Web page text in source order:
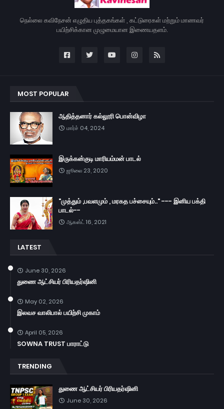
நெல்லை கவிநேசன் எழுதிய புத்தகங்கள் , கட்டுரைகள் மற்றும் மாணவர்
பயிற்சிக்கான முழுமையான இணையதளம்.
MOST POPULAR
ஆதித்தனார் கல்லூரி பொன்விழா
மார்ச் 04, 2024
இருக்கன்குடி மாரியம்மன் பாடல்
ஜூலை 23, 2020
"முத்தும் ,பவளமும் , மரகத பச்சையும்.." --- இனிய பக்தி
பாடல்--
ஆகஸ்ட் 16, 2021
LATEST
June 30, 2026
துணை ஆட்சியர் பிரியதர்ஷினி
May 02, 2026
இலவச வாலிபால் பயிற்சி முகாம்
April 05, 2026
SOWNA TRUST பாராட்டு
TRENDING
துணை ஆட்சியர் பிரியதர்ஷினி
June 30, 2026